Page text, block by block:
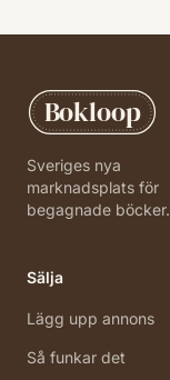
Bokloop
Sveriges nya
marknadsplats för
begagnade böcker.
Sälja
Lägg upp annons
Så funkar det